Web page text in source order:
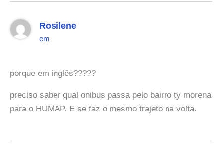
Rosilene
em
porque em inglês?????
preciso saber qual onibus passa pelo bairro ty morena
para o HUMAP. E se faz o mesmo trajeto na volta.